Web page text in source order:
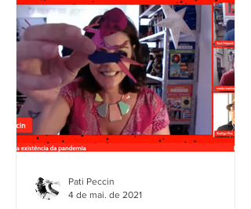
Pati Peccin
4 de mai. de 2021